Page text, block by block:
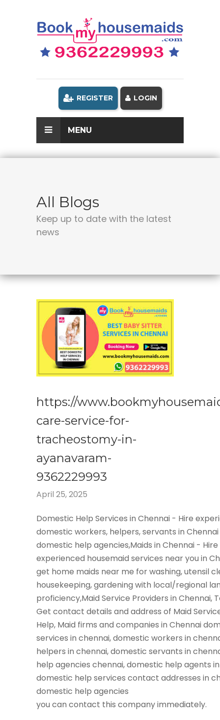
REGISTER LOGIN
MENU
All Blogs
Keep up to date with the latest
news
https://
care-service-for-
tracheostomy-in-
ayanavaram-
9362229993
April 25, 2025
Domestic Help Services in Chennai - Hire
domestic workers, helpers, servants in
domestic help agencies,Maids in Chennai - Hire
experienced housemaid services near you in
get home maids near me for washing, utensil
housekeeping, gardening with local/regional
proficiency,Maid Service Providers in Chennai,
Get contact details and address of Maid
Help, Maid firms and companies in Chennai
services in chennai, domestic workers in
helpers in chennai, domestic servants in
help agencies chennai, domestic help agents
domestic help services contact addresses in
domestic help agencies
you can contact this company immediately.